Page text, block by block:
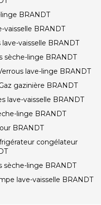
BRANDT
vaisselle BRANDT
vaisselle BRANDT
sèche-linge BRANDT
lave-linge BRANDT
gazinière BRANDT
lave-vaisselle BRANDT
linge BRANDT
BRANDT
congélateur
sèche-linge BRANDT
lave-vaisselle BRANDT